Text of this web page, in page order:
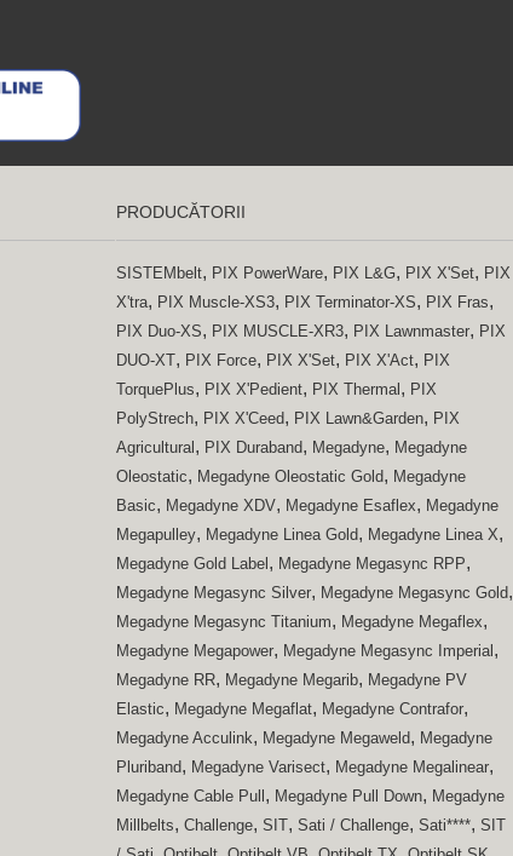
PRODUCĂTORII
SISTEMbelt, PIX PowerWare, PIX L&G, PIX X'Set, PIX
X'tra, PIX Muscle-XS3, PIX Terminator-XS, PIX Fras,
PIX Duo-XS, PIX MUSCLE-XR3, PIX Lawnmaster, PIX
DUO-XT, PIX Force, PIX X'Set, PIX X'Act, PIX
TorquePlus, PIX X'Pedient, PIX Thermal , PIX
PolyStrech, PIX X'Ceed, PIX Lawn&Garden, PIX
Agricultural , PIX Duraband, Megadyne, Megadyne
Oleostatic, Megadyne Oleostatic Gold, Megadyne
Basic, Megadyne XDV, Megadyne Esaflex, Megadyne
Megapulley, Megadyne Linea Gold, Megadyne Linea X,
Megadyne Gold Label , Megadyne Megasync RPP,
Megadyne Megasync Silver, Megadyne Megasync Gold,
Megadyne Megasync Titanium, Megadyne Megaflex,
Megadyne Megapower, Megadyne Megasync Imperial ,
Megadyne RR, Megadyne Megarib, Megadyne PV
Elastic, Megadyne Megaflat, Megadyne Contrafor,
Megadyne Acculink, Megadyne Megaweld, Megadyne
Pluriband, Megadyne Varisect, Megadyne Megalinear,
Megadyne Cable Pull , Megadyne Pull Down, Megadyne
Millbelts, Challenge, SIT, Sati / Challenge, Sati****, SIT